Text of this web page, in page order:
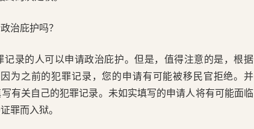
治庇护吗？
记录的人可以申请政治庇护。但是，值得注意的是，根据
为之前的犯罪记录，您的申请有可能被移民官拒绝。并
有关自己的犯罪记录。未如实填写的申请人将有可能面临
罪而入狱。